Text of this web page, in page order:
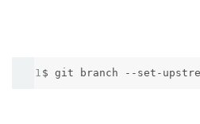
1 $ git branch --set-